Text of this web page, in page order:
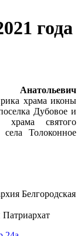
года
храма иконы
Дубовое и
храма святого
Толоконное
Белгородская